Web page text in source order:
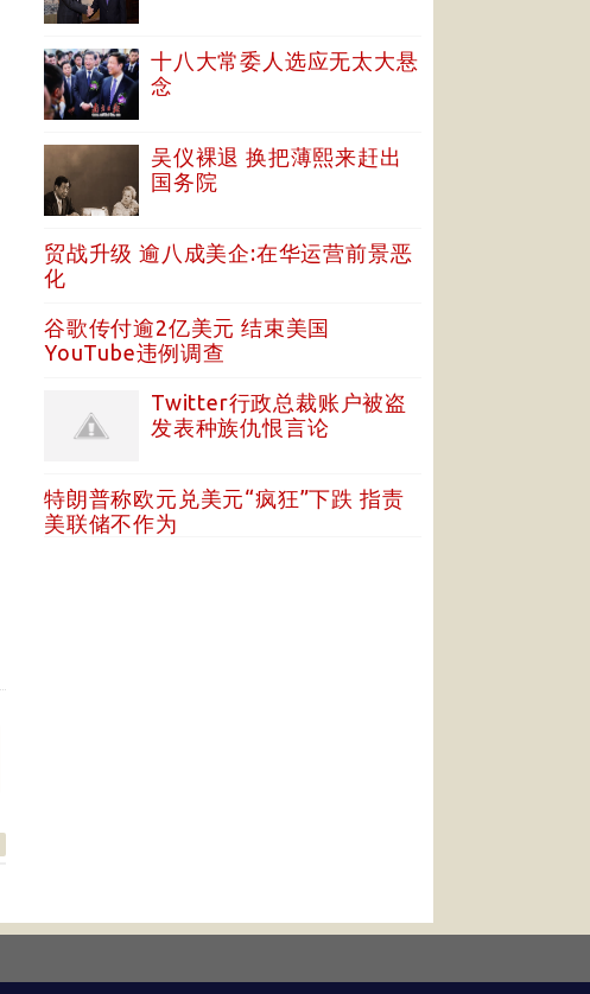
十八大常委人选应无太大悬
念
吴仪裸退 换把薄熙来赶出
国务院
贸战升级 逾八成美企:在华运营前景恶
化
谷歌传付逾2亿美元 结束美国
YouTube违例调查
Twitter行政总裁账户被盗
发表种族仇恨言论
特朗普称欧元兑美元“疯狂”下跌 指责
美联储不作为